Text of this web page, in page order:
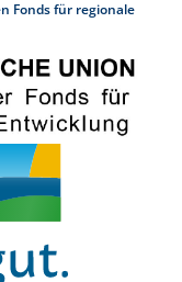
Fonds für regionale